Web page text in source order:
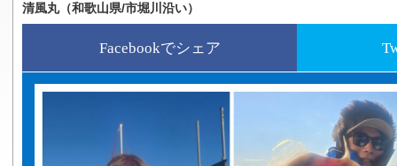
清風丸（和歌山県/市堀川沿い）
Facebookでシェア